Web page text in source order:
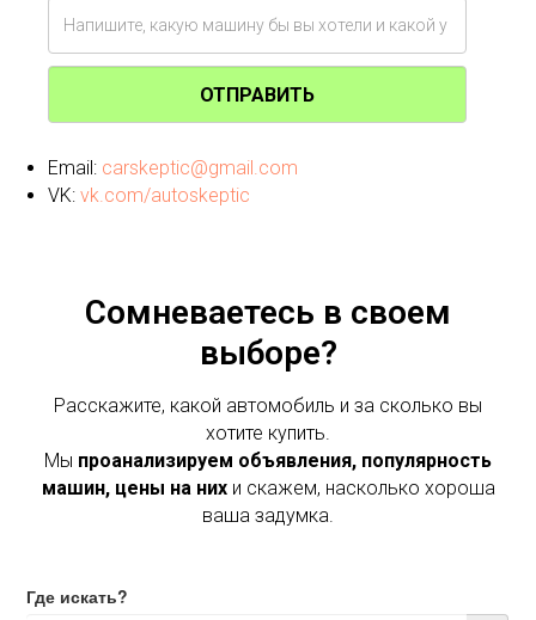
ОТПРАВИТЬ
Email: carskeptic@gmail.com
VK: vk.com/autoskeptic
Сомневаетесь в своем
выборе?
Расскажите, какой автомобиль и за сколько вы
хотите купить.
Мы проанализируем объявления, популярность
машин, цены на нихи скажем, насколько хороша
ваша задумка.
Где искать?